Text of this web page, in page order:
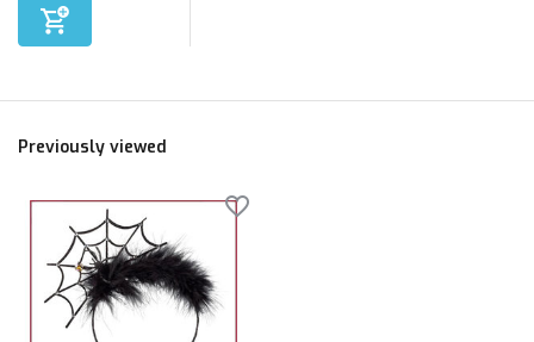
Previously viewed